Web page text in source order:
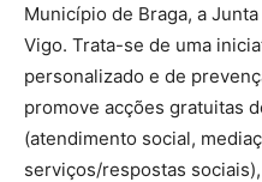
Município de Braga, a
Vigo. Trata-se de uma
personalizado e de
promove acções gratuitas
(atendimento social,
serviços/respostas